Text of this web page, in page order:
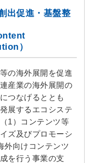
出促進・基盤整
）
の海外展開を促進
産業の海外展開の
つなげるととも
展するエコシステ
1）コンテンツ等
ズ及びプロモーシ
外向けコンテンツ
を行う事業の支